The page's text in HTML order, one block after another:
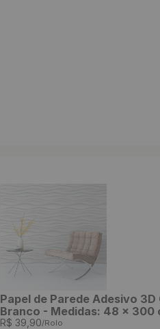
Papel de Parede Adesivo 3D
Branco - Medidas: 48 x 300
R$ 39 90/Rolo